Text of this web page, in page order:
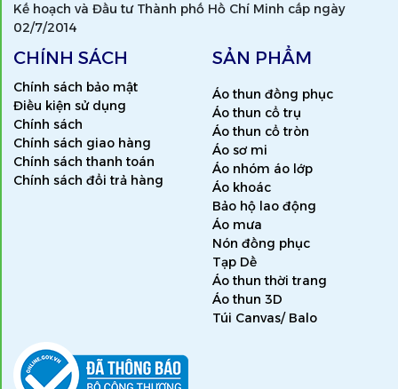
Kế hoạch và Đầu tư Thành phố Hồ Chí Minh cấp ngày
02/7/2014
CHÍNH SÁCH
Chính sách bảo mật
Điều kiện sử dụng
Chính sách
Chính sách giao hàng
Chính sách thanh toán
Chính sách đổi trả hàng
SẢN PHẨM
Áo thun đồng phục
Áo thun cổ trụ
Áo thun cổ tròn
Áo sơ mi
Áo nhóm áo lớp
Áo khoác
Bảo hộ lao động
Áo mưa
Nón đồng phục
Tạp Dề
Áo thun thời trang
Áo thun 3D
Túi Canvas/ Balo